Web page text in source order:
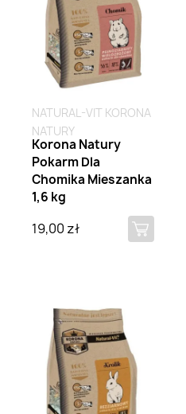
NATURAL-VIT KORONA
NATURY
Korona Natury
Pokarm Dla
Chomika Mieszanka
1,6 kg
19,00 zł